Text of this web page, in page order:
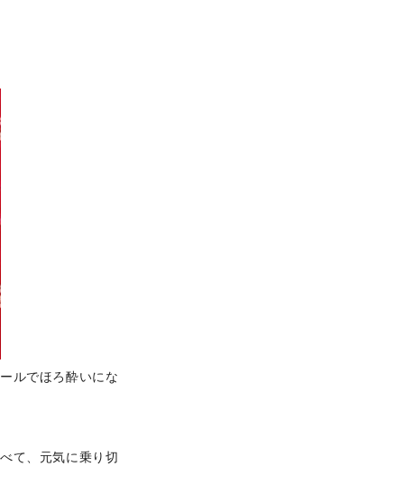
ルでほろ酔いにな
て、元気に乗り切